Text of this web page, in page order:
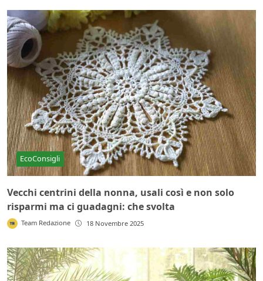
EcoConsigli
Vecchi centrini della nonna, usali così e non solo
risparmi ma ci guadagni: che svolta
Team Redazione 18 Novembre 2025